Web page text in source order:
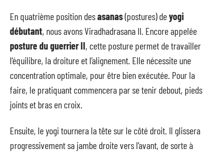
En quatrième position desasanas(postures) deyogi
débutant, nous avons Viradhadrasana II. Encore appelée
posture du guerrier II, cette posture permet de travailler
l’équilibre, la droiture et l’alignement. Elle nécessite une
concentration optimale, pour être bien exécutée. Pour la
faire, le pratiquant commencera par se tenir debout, pieds
joints et bras en croix.
Ensuite, le yogi tournera la tête sur le côté droit. Il glissera
progressivement sa jambe droite vers l’avant, de sorte à